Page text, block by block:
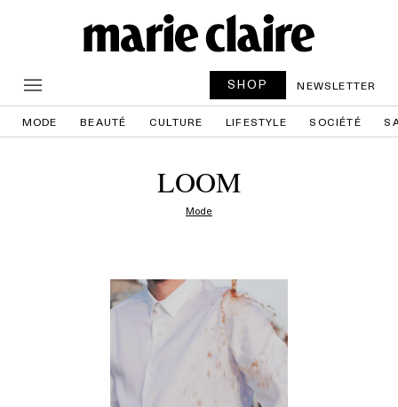
SHOP NEWSLETTER
MODE BEAUTÉ CULTURE LIFESTYLE SOCIÉTÉ
LOOM
Mode